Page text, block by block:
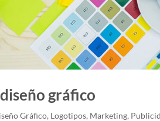
gráfico
Gráfico, Logotipos, Marketing,